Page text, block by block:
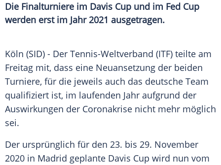
Die Finalturniere im Davis Cup und im Fed Cup
werden erst im Jahr 2021 ausgetragen.
Köln (SID) - Der Tennis-Weltverband (ITF) teilte am
Freitag mit, dass eine Neuansetzung der beiden
Turniere, für die jeweils auch das deutsche Team
qualifiziert ist, im laufenden Jahr aufgrund der
Auswirkungen der Coronakrise nicht mehr möglich
sei.
Der ursprünglich für den 23. bis 29. November
2020 in Madrid geplante Davis Cup wird nun vom